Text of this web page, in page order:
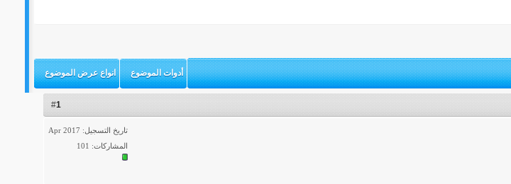
أدوات الموضوع انواع عرض الموضوع
1
تاريخ التسجيل: Apr 2017
المشاركات: 101